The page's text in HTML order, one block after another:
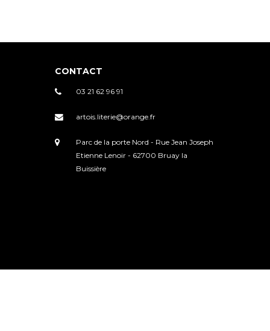
CONTACT
03 21 62 96 91
artois.literie@orange.fr
Parc de la porte Nord - Rue Jean Joseph
Etienne Lenoir - 62700 Bruay la
Buissière